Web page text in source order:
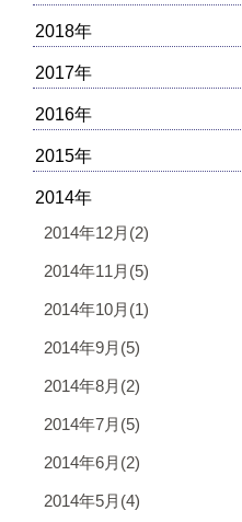
2018年
2017年
2016年
2015年
2014年
2014年12月(2)
2014年11月(5)
2014年10月(1)
2014年9月(5)
2014年8月(2)
2014年7月(5)
2014年6月(2)
2014年5月(4)